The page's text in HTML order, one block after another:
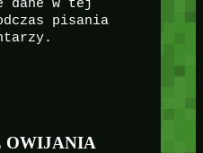
dane w tej
pisania
OWIJANIA